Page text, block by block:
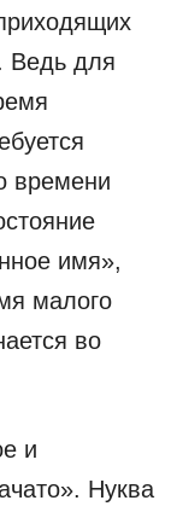
Ведь для
времени
имя»,
малого
во
и
Нуква